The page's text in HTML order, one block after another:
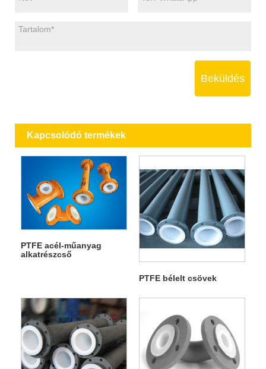
Beküldés
Kapcsolódó termékek
PTFE acél-műanyag
alkatrészcső
PTFE bélelt csövek